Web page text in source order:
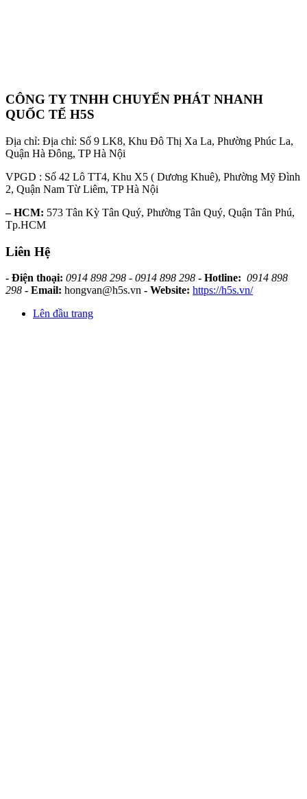
CÔNG TY TNHH CHUYỂN PHÁT NHANH
QUỐC TẾ H5S
Địa chỉ: Địa chỉ: Số 9 LK8, Khu Đô Thị Xa La, Phường Phúc La,
Quận Hà Đông, TP Hà Nội
VPGD : Số 42 Lô TT4, Khu X5 ( Dương Khuê), Phường Mỹ Đình
2, Quận Nam Từ Liêm, TP Hà Nội
– HCM: 573 Tân Kỳ Tân Quý, Phường Tân Quý, Quận Tân Phú,
Tp.HCM
Liên Hệ
- Điện thoại: 0914 898 298 - 0914 898 298 - Hotline: 0914 898
298 - Email: hongvan@h5s.vn - Website: https://h5s.vn/
Lên đầu trang